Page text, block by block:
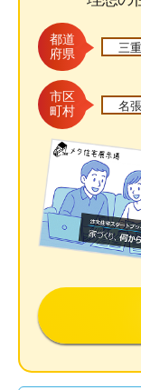
都道
府県
市区
町村